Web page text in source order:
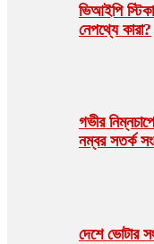
ভিআইপি
নেপথ্যে কারা?
গভীর
নম্বর সতর্ক
দেশে ভোটার